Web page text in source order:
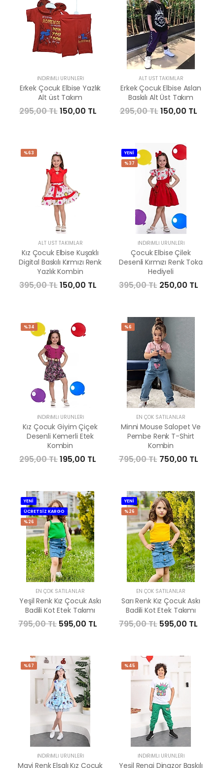
İNDIRIMLI ÜRÜNLERI
Erkek Çocuk Elbise Yazlık
Alt üst Takım
295,00 TL150,00 TL
ALT ÜST TAKIMLAR
Erkek Çocuk Elbise Aslan
Baskılı Alt Üst Takım
295,00 TL150,00 TL
%63
ALT ÜST TAKIMLAR
Kız Çocuk Elbise Kuşaklı
Digital Baskılı Kırmızı Renk
Yazlık Kombin
395,00 TL150,00 TL
YENİ
%37
İNDIRIMLI ÜRÜNLERI
Çocuk Elbise Çilek
Desenli Kırmızı Renk Toka
Hediyeli
395,00 TL 250,00 TL
%34
İNDIRIMLI ÜRÜNLERI
Kız Çocuk Giyim Çiçek
Desenli Kemerli Etek
Kombin
295,00 TL195,00 TL
%6
EN ÇOK SATILANLAR
Minni Mouse Salopet Ve
Pembe Renk T-Shirt
Kombin
795,00 TL 750,00 TL
YENİ
ÜCRETSİZ KARGO
%26
EN ÇOK SATILANLAR
Yeşil Renk Kız Çocuk Askı
Badili Kot Etek Takımı
795,00 TL 595,00 TL
YENİ
%26
EN ÇOK SATILANLAR
Sarı Renk Kız Çocuk Askı
Badili Kot Etek Takımı
795,00 TL 595,00 TL
%67
İNDIRIMLI ÜRÜNLERI
Mavi Renk Elsalı Kız Çocuk
%45
İNDIRIMLI ÜRÜNLERI
Yeşil Rengi Dinazor Baskılı